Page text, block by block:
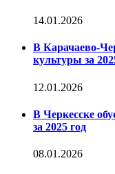
14.01.2026
В Карачаево-
культуры за
12.01.2026
В Черкесске
за 2025 год
08.01.2026